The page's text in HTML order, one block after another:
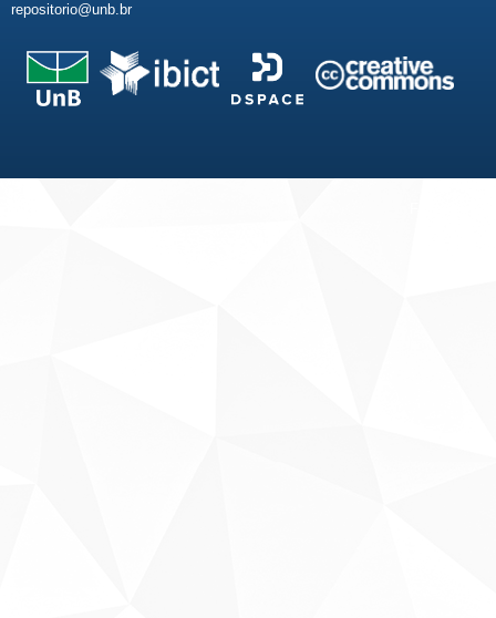
repositorio@unb.br